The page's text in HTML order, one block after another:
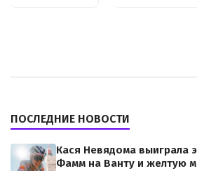
ПОСЛЕДНИЕ НОВОСТИ
Кася Невядома выиграла
Фамм на Ванту и желтую